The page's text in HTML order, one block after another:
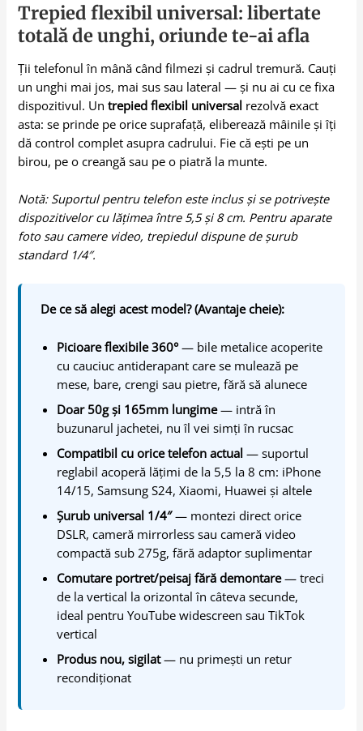
Trepied flexibil universal: libertate
totală de unghi, oriunde te-ai afla
Ții telefonul în mână când filmezi și cadrul tremură. Cauți
un unghi mai jos, mai sus sau lateral — și nu ai cu ce fixa
dispozitivul. Untrepied flexibil universal rezolvă exact
asta: se prinde pe orice suprafață, eliberează mâinile și îți
dă control complet asupra cadrului. Fie că ești pe un
birou, pe o creangă sau pe o piatră la munte.
Notă: Suportul pentru telefon este inclus și se potrivește
dispozitivelor cu lățimea între 5,5 și 8 cm. Pentru aparate
foto sau camere video, trepiedul dispune de șurub
standard 1/4″.
De ce să alegi acest model? (Avantaje cheie):
Picioare flexibile 360°— bile metalice acoperite
cu cauciuc antiderapant care se mulează pe
mese, bare, crengi sau pietre, fără să alunece
Doar 50g și 165mm lungime— intră în
buzunarul jachetei, nu îl vei simți în rucsac
Compatibil cu orice telefon actual — suportul
reglabil acoperă lățimi de la 5,5 la 8 cm: iPhone
14/15, Samsung S24, Xiaomi, Huawei și altele
Șurub universal 1/4″— montezi direct orice
DSLR, cameră mirrorless sau cameră video
compactă sub 275g, fără adaptor suplimentar
Comutare portret/peisaj fără demontare— treci
de la vertical la orizontal în câteva secunde,
ideal pentru YouTube widescreen sau TikTok
vertical
Produs nou, sigilat— nu primești un retur
recondiționat